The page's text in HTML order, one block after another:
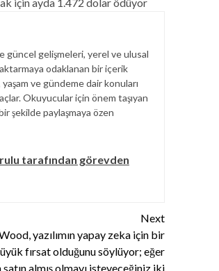
güncel gelişmeleri, yerel ve ulusal
odaklanan bir içerik
ve gündeme dair konuları
Okuyucular için önem taşıyan
şekilde paylaşmaya özen
tarafından görevden
Next
yazılımın yapay zeka için bir
fırsat olduğunu söylüyor; eğer
almış olmayı isteyeceğiniz iki